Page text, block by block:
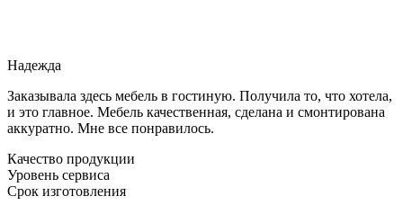
Надежда
Заказывала здесь мебель в гостиную. Получила то, что хотела,
и это главное. Мебель качественная, сделана и смонтирована
аккуратно. Мне все понравилось.
Качество продукции
Уровень сервиса
Срок изготовления